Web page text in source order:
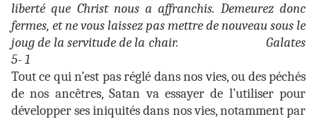
liberté que Christ nous a affranchis. Demeurez donc
fermes, et ne vous laissez pas mettre de nouveau sous le
joug de la servitude de la chair. Galates
5- 1
Tout ce qui n’est pas réglé dans nos vies, ou des péchés
de nos ancêtres, Satan va essayer de l’utiliser pour
développer ses iniquités dans nos vies, notamment par